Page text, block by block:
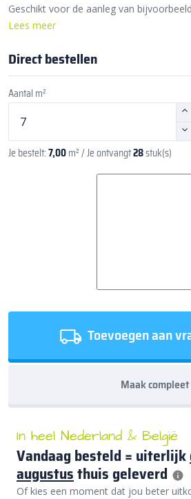
Geschikt voor de aanleg van
Lees meer
Direct bestellen
Aantal m²
Je bestelt:7,00m²/ Je ontvangt28stuk(s)
Toevoegen aan
Maak compleet
In heel Nederland & België
Vandaag besteld = uiterlijk
augustusthuis geleverd
Of kies een moment dat jou beter